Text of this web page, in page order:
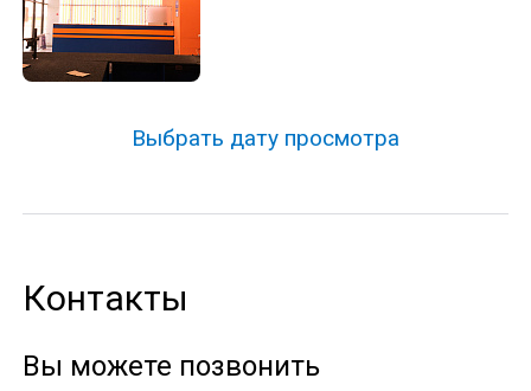
Выбрать дату просмотра
Контакты
Вы можете позвонить